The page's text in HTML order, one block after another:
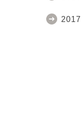
2017